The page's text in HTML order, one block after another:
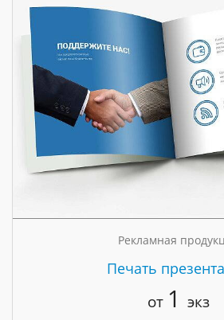
Рекламная
Печать
от 1 экз